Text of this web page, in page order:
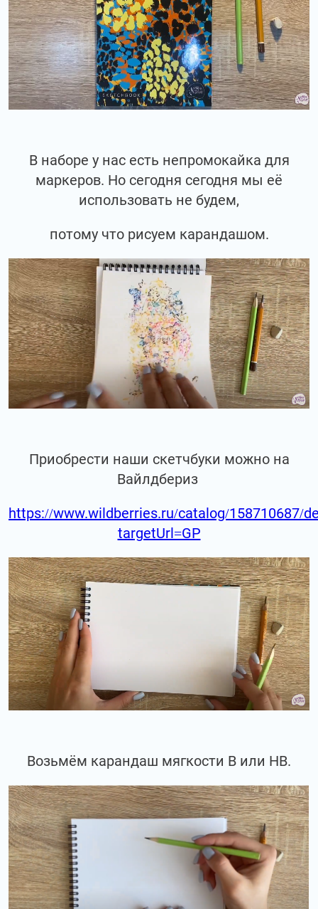
В наборе у нас есть непромокайка для
маркеров. Но сегодня сегодня мы её
использовать не будем,
потому что рисуем карандашом.
Приобрести наши скетчбуки можно на
Вайлдбериз
https://www.wildberries.ru/catalog/158710687/
targetUrl=GP
Возьмём карандаш мягкости В или НВ.